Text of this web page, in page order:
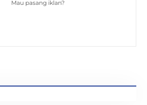
Mau pasang iklan?